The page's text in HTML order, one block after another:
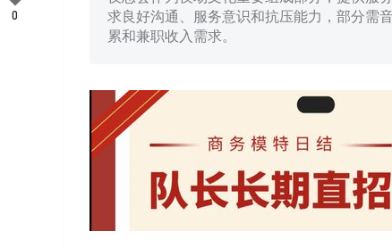
求良好沟通、服务意识和抗压能力，部分需
累和兼职收入需求。
0